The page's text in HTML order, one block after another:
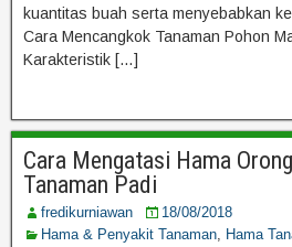
kuantitas buah serta menyebabkan
Cara Mencangkok Tanaman Pohon
Karakteristik […]
Cara Mengatasi Hama
Tanaman Padi
fredikurniawan
18/08/2018
Hama & Penyakit Tanaman, Hama